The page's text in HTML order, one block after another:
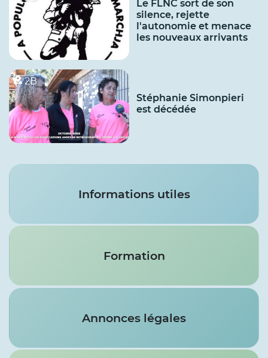
Le FLNC sort de son
silence, rejette
l'autonomie et menace
les nouveaux arrivants
2B
Stéphanie Simonpieri
est décédée
Services
Informations utiles
Formation
Annonces légales